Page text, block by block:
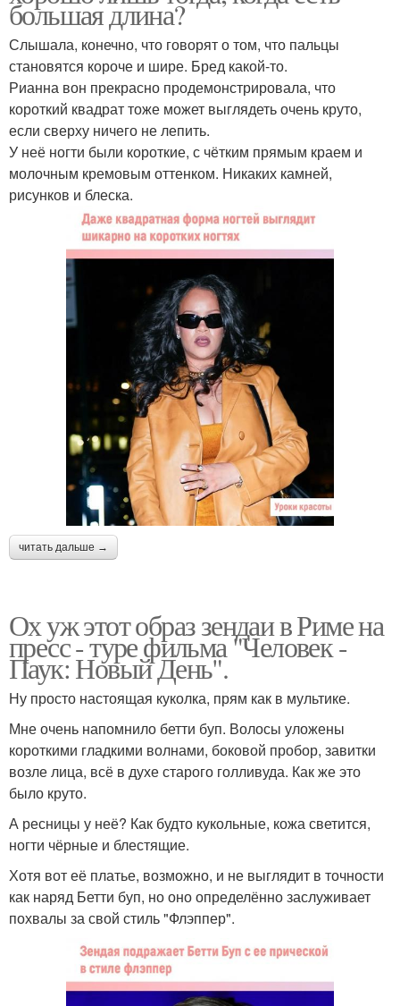
большая длина?
Слышала, конечно, что говорят о том, что пальцы
становятся короче и шире. Бред какой-то.
Рианна вон прекрасно продемонстрировала, что
короткий квадрат тоже может выглядеть очень круто,
если сверху ничего не лепить.
У неё ногти были короткие, с чётким прямым краем и
молочным кремовым оттенком. Никаких камней,
рисунков и блеска.
читать дальше →
Ох уж этот образ зендаи в Риме на
пресс - туре фильма "Человек -
Паук: Новый День".
Ну просто настоящая куколка, прям как в мультике.
Мне очень напомнило бетти буп. Волосы уложены
короткими гладкими волнами, боковой пробор, завитки
возле лица, всё в духе старого голливуда. Как же это
было круто.
А ресницы у неё? Как будто кукольные, кожа светится,
ногти чёрные и блестящие.
Хотя вот её платье, возможно, и не выглядит в точности
как наряд Бетти буп, но оно определённо заслуживает
похвалы за свой стиль "Флэппер".